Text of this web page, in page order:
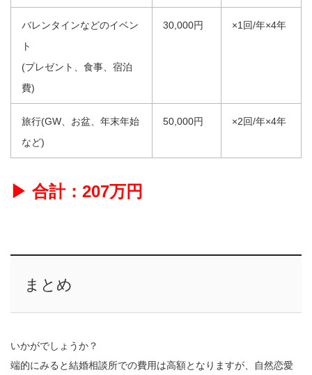
バレンタインなどのイベン
ト
(プレゼント、食事、宿泊
費)
30,000円 ×1回/年×4年
旅行(GW、お盆、年末年始
など)
50,000円 ×2回/年×4年
▶ 合計：207万円
まとめ
いかがでしょうか？
端的にみると結婚相談所での費用は高額となりますが、自然恋愛